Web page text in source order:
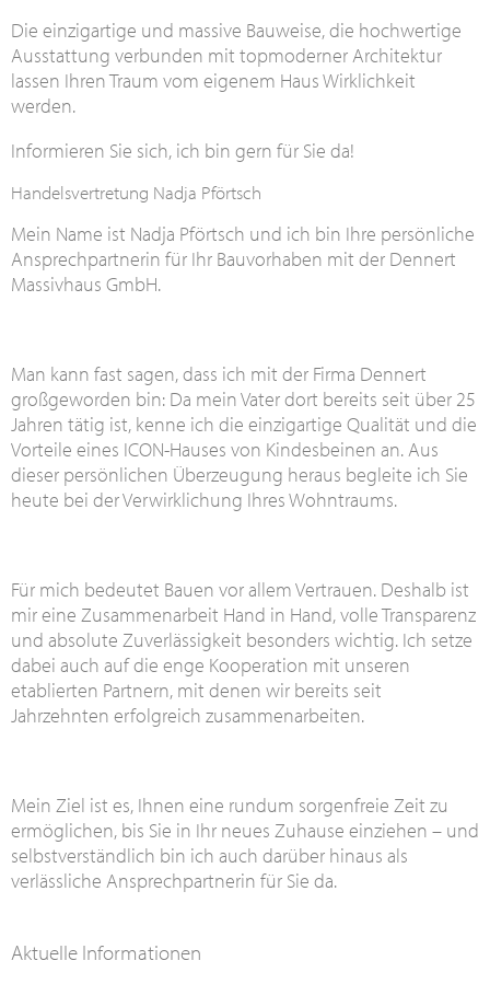
Die einzigartige und massive Bauweise, die hochwertige
Ausstattung verbunden mit topmoderner Architektur
lassen Ihren Traum vom eigenem Haus Wirklichkeit
werden.
Informieren Sie sich, ich bin gern für Sie da!
Handelsvertretung Nadja Pförtsch
Mein Name ist Nadja Pförtsch und ich bin Ihre persönliche
Ansprechpartnerin für Ihr Bauvorhaben mit der Dennert
Massivhaus GmbH.
Man kann fast sagen, dass ich mit der Firma Dennert
großgeworden bin: Da mein Vater dort bereits seit über 25
Jahren tätig ist, kenne ich die einzigartige Qualität und die
Vorteile eines ICON-Hauses von Kindesbeinen an. Aus
dieser persönlichen Überzeugung heraus begleite ich Sie
heute bei der Verwirklichung Ihres Wohntraums.
Für mich bedeutet Bauen vor allem Vertrauen. Deshalb ist
mir eine Zusammenarbeit Hand in Hand, volle Transparenz
und absolute Zuverlässigkeit besonders wichtig. Ich setze
dabei auch auf die enge Kooperation mit unseren
etablierten Partnern, mit denen wir bereits seit
Jahrzehnten erfolgreich zusammenarbeiten.
Mein Ziel ist es, Ihnen eine rundum sorgenfreie Zeit zu
ermöglichen, bis Sie in Ihr neues Zuhause einziehen – und
selbstverständlich bin ich auch darüber hinaus als
verlässliche Ansprechpartnerin für Sie da.
Aktuelle Informationen